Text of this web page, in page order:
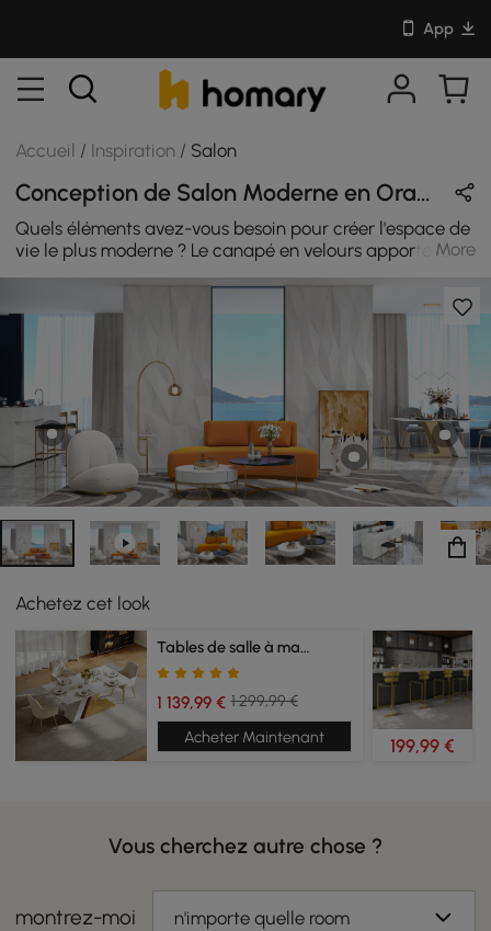
App
Accueil / Inspiration / Salon
Conception de Salon Moderne en Orange / Blanc / Noir / Gris avec Velours / Métal / Céramique
Quels éléments avez-vous besoin pour créer l'espace de
vie le plus moderne ? Le canapé en velours apporte la
touche finale, ainsi que les touches métalliques
essentielles, le noir et le blanc étant les éléments les plus
utilisés.
More
Achetez cet look
Tables de salle à manger
1 139,99 € 1 299,99 €
Acheter Maintenant
199,99 €
Vous cherchez autre chose ?
montrez-moi n'importe quelle room